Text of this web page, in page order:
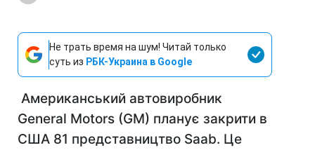
Не трать время на шум! Читай только
суть из РБК-Украина в Google
Американський автовиробник
General Motors (GM) планує закрити в
США 81 представництво Saab. Це